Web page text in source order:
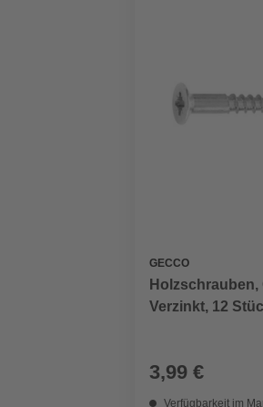
GECCO
Holzschrauben,
Verzinkt, 12
3,99 €
Verfügbarkeit im